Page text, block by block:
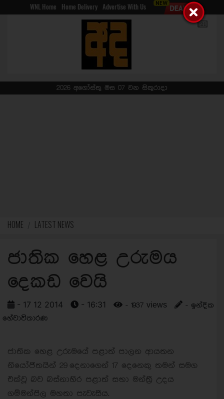
WNL Home Home Delivery Advertise With Us
2026 අගෝස්තු මස 07 වන සිකුරාදා
HOME LATEST NEWS
ජාතික හෙළ උරුමය
දෙකඩ වෙයි
- 17 12 2014 - 16:31 - 1937 views
- ඉන්දික
හේවාවිතාරණ
ජාතික හෙළ උරුමයේ පළාත් පාලන ආයතන
නියෝජිතයින් 29 දෙනාගෙන් 17 දෙනෙකු තමන් සමග
එක්වූ බව බස්නාහිර පළාත් සභා මන්ත්‍රී උදය
ගම්මන්පිල මහතා පැවැසීය.